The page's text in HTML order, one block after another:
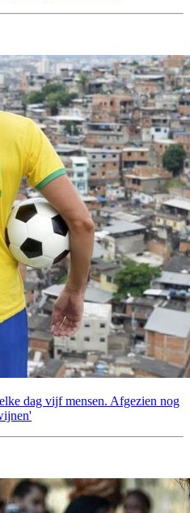
dag vijf mensen. Afgezien nog